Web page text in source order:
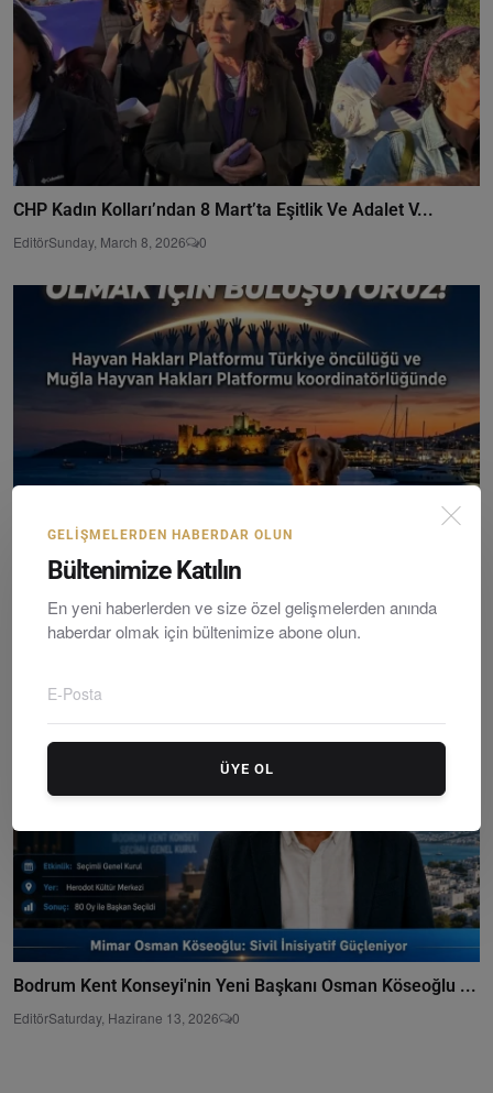
CHP Kadın Kolları’ndan 8 Mart’ta Eşitlik Ve Adalet V...
EditörSunday, March 8, 2026 0
Türkiye "Yaşam Hakkı" İçin Tek Ses Oluyor: 81 İlde D...
Wednesday, Nisanil 1, 2026 0
Bodrum Kent Konseyi'nin Yeni Başkanı Osman Köseoğlu ...
EditörSaturday, Hazirane 13, 2026 0
GELIŞMELERDEN HABERDAR OLUN
Bültenimize Katılın
En yeni haberlerden ve size özel gelişmelerden anında
haberdar olmak için bültenimize abone olun.
ÜYE OL